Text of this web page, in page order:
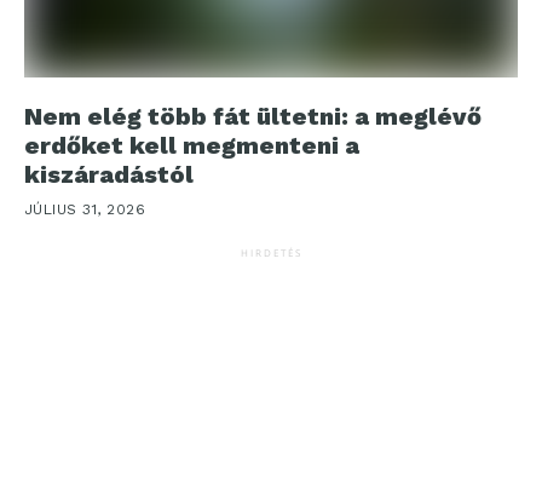
Nem elég több fát ültetni: a meglévő
erdőket kell megmenteni a
kiszáradástól
JÚLIUS 31, 2026
HIRDETÉS